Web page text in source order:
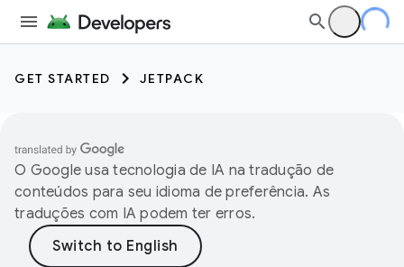
GET STARTED JETPACK
O Google usa tecnologia de IA na tradução de
conteúdos para seu idioma de preferência. As
traduções com IA podem ter erros.